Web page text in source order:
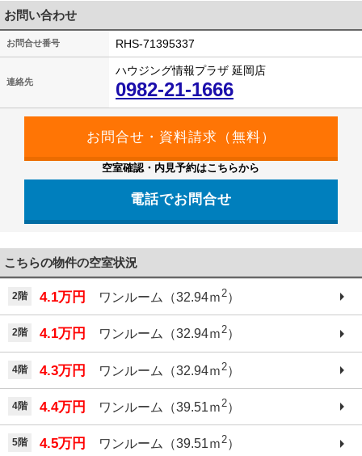
お問い合わせ
お問合せ番号 RHS-71395337
連絡先
ハウジング情報プラザ 延岡店
0982-21-1666
空室確認・内見予約はこちらから
電話でお問合せ
こちらの物件の空室状況
2階 4.1万円 ワンルーム（32.94ｍ2）
2階 4.1万円 ワンルーム（32.94ｍ2）
4階 4.3万円 ワンルーム（32.94ｍ 2）
4階 4.4万円 ワンルーム（39.51ｍ 2）
5階 4.5万円 ワンルーム（39.51ｍ2）